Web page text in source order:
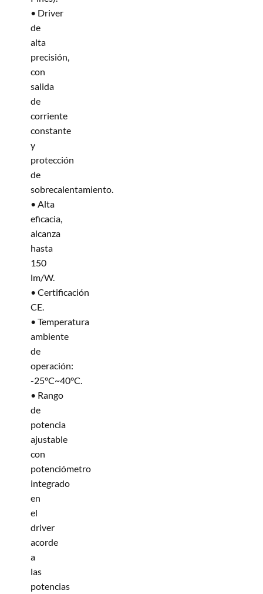
• Driver
de
alta
precisión,
con
salida
de
corriente
constante
y
protección
de
sobrecalentamiento.
• Alta
eficacia,
alcanza
hasta
150
lm/W.
• Certificación
CE.
• Temperatura
ambiente
de
operación:
-25°C~40°C.
• Rango
de
potencia
ajustable
con
potenciómetro
integrado
en
el
driver
acorde
a
las
potencias